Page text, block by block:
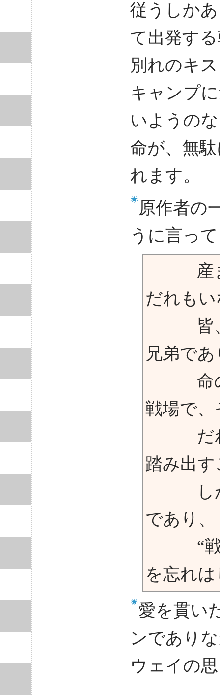
従うしか
て出発す
別れのキ
キャンプ
いようの
命が、無
れます。
原作者の
うに言っ
産ま
だれも
皆、
兄弟で
命の
戦場で
だれ
踏み出
しか
であり、
“戦場
を忘れ
愛を貫い
ンであり
ウェイの